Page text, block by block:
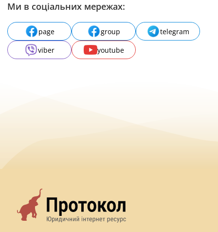
Ми в соціальних мережах:
page group
telegram
viber
youtube